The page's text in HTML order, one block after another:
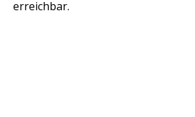
erreichbar.